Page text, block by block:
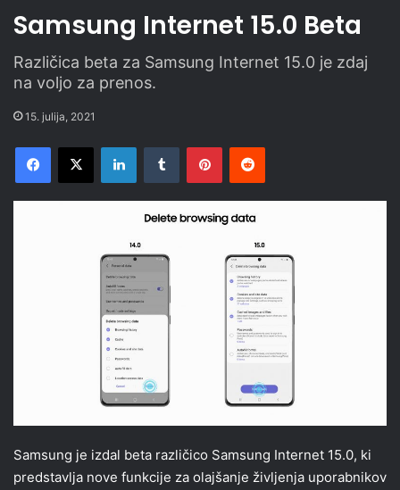
Samsung Internet 15.0 Beta
Različica beta za Samsung Internet 15.0 je zdaj
na voljo za prenos.
15. julija, 2021
Facebook
X LinkedInTumblr PinterestReddit
Samsung je izdal beta različico Samsung Internet 15.0, ki
predstavlja nove funkcije za olajšanje življenja uporabnikov